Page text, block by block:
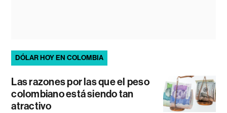
DÓLAR HOY EN COLOMBIA
Las razones por las que el peso
colombiano está siendo tan
atractivo